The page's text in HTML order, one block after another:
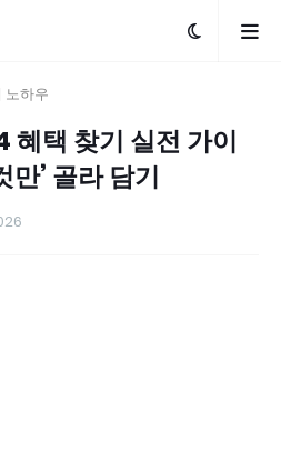
노하우
혜택 찾기 실전 가이
만’ 골라 담기